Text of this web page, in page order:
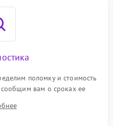
поломку и стоимость
сообщим вам о сроках ее